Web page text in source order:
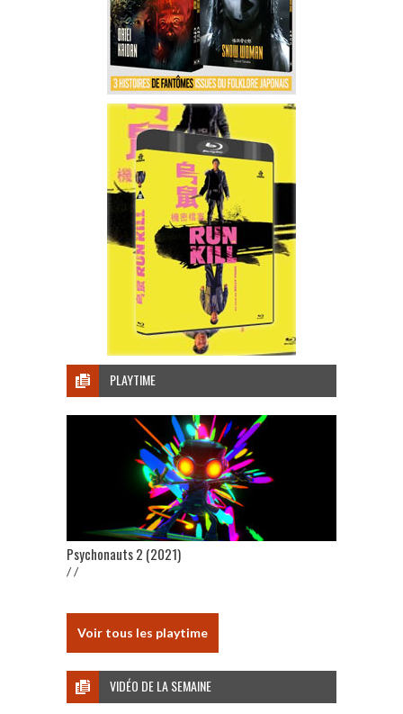
PLAYTIME
Psychonauts 2 (2021)
/ /
Voir tous les playtime
VIDÉO DE LA SEMAINE